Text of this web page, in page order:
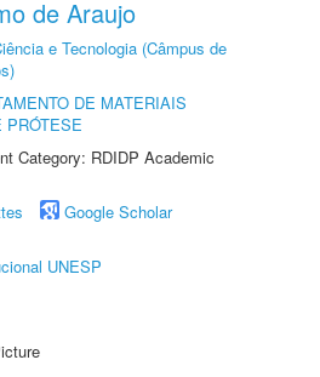
de Araujo
e Tecnologia (Câmpus de
DE MATERIAIS
PRÓTESE
Category: RDIDP Academic
Google Scholar
UNESP